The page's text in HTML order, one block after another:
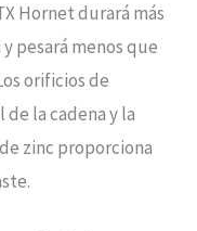
Hornet durará más
pesará menos que
orificios de
la cadena y la
zinc proporciona